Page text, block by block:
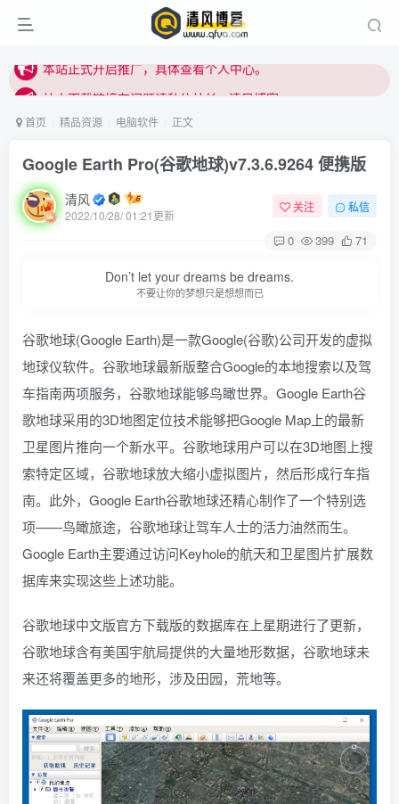
站内下载链接有问题请私信站长 - 清风博客
站内下载链接有问题请私信站长 - 清风博客
首页 精品资源 电脑软件 正文
Google Earth Pro(谷歌地球)v7.3.6.9264 便携版
清风
2022/10/28/ 01:21更新
关注 私信
0 399 71
Don’t let your dreams be dreams.
不要让你的梦想只是想想而已
谷歌地球(Google Earth)是一款Google(谷歌)公司开发的虚拟
地球仪软件。谷歌地球最新版整合Google的本地搜索以及驾
车指南两项服务，谷歌地球能够鸟瞰世界。Google Earth谷
歌地球采用的3D地图定位技术能够把Google Map上的最新
卫星图片推向一个新水平。谷歌地球用户可以在3D地图上搜
索特定区域，谷歌地球放大缩小虚拟图片，然后形成行车指
南。此外，Google Earth谷歌地球还精心制作了一个特别选
项——鸟瞰旅途，谷歌地球让驾车人士的活力油然而生。
Google Earth主要通过访问Keyhole的航天和卫星图片扩展数
据库来实现这些上述功能。
谷歌地球中文版官方下载版的数据库在上星期进行了更新，
谷歌地球含有美国宇航局提供的大量地形数据，谷歌地球未
来还将覆盖更多的地形，涉及田园，荒地等。
登录
用户名或邮箱
登录密码
记住登录 找回密码|免密登录
登录
社交账号登录
QQ登录
码云登录